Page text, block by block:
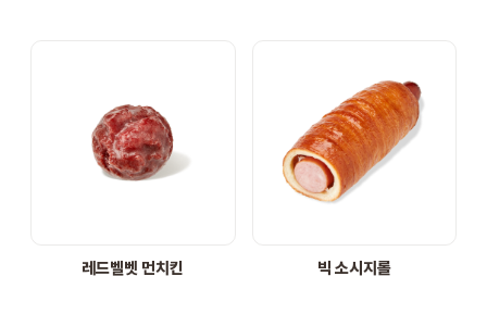
레드벨벳 먼치킨 빅 소시지롤